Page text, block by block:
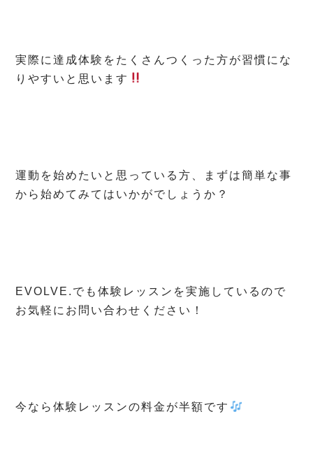
実際に達成体験をたくさんつくった方が習慣にな
りやすいと思います
運動を始めたいと思っている方、まずは簡単な事
から始めてみてはいかがでしょうか？
EVOLVE.でも体験レッスンを実施しているので
お気軽にお問い合わせください！
今なら体験レッスンの料金が半額です